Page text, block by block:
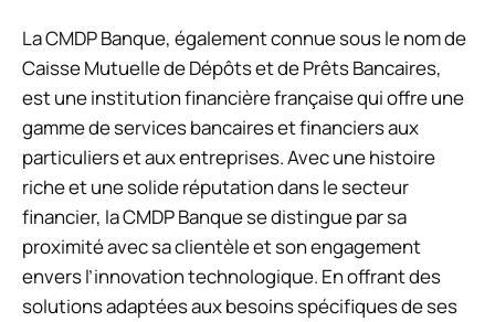
La CMDP Banque, également connue sous le nom de
Caisse Mutuelle de Dépôts et de Prêts Bancaires,
est une institution financière française qui offre une
gamme de services bancaires et financiers aux
particuliers et aux entreprises. Avec une histoire
riche et une solide réputation dans le secteur
financier, la CMDP Banque se distingue par sa
proximité avec sa clientèle et son engagement
envers l’innovation technologique. En offrant des
solutions adaptées aux besoins spécifiques de ses